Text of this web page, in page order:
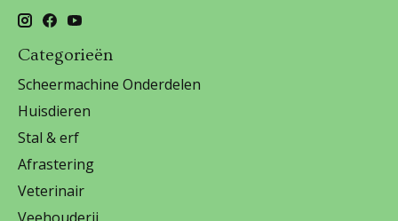
Categorieën
Scheermachine Onderdelen
Huisdieren
Stal & erf
Afrastering
Veterinair